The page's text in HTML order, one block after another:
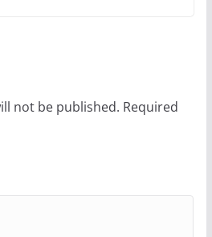
not be published. Required